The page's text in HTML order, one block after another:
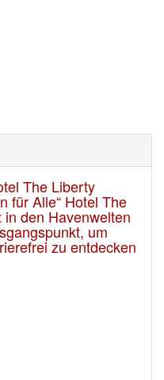
The Liberty
für Alle“ Hotel The
den Havenwelten
um
zu entdecken